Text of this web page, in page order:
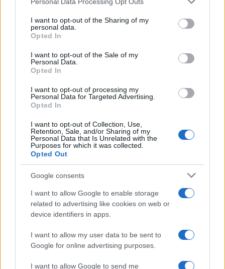
This information may also be disclosed by us to third parties
further disclose it to other third parties.
Please note that this website/app uses one or more Google
services and may gather and store information including but
not limited to your visit or usage behaviour. You may click to
grant or deny consent to Google and its third-party tags to
consent section.
I want to opt-out of the Sharing of my
personal data.
Opted In
I want to opt-out of the Sale of my
Personal Data.
Opted In
I want to opt-out of processing my
Personal Data for Targeted Advertising.
Opted In
I want to opt-out of Collection, Use,
Retention, Sale, and/or Sharing of my
Personal Data that Is Unrelated with the
Purposes for which it was collected.
Opted Out
Google consents
I want to allow Google to enable storage
related to advertising like cookies on web or
device identifiers in apps.
I want to allow my user data to be sent to
Google for online advertising purposes.
I want to allow Google to send me
©2026 - giardinaggio.net - p.iva 03338800984
Collabora con Giardinaggio.net
Pubblicità